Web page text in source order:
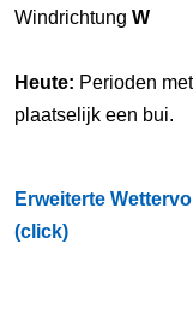
Windrichtung W
Heute: Perioden
plaatselijk een bui.
Erweiterte
(click)